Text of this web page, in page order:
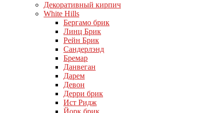
Декоративный кирпич
White Hills
Бергамо брик
Линц Брик
Рейн Брик
Сандерлэнд
Бремар
Данвеган
Дарем
Девон
Дерри брик
Ист Ридж
Йорк брик